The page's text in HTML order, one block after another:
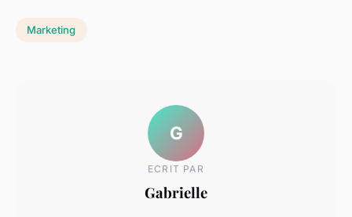
Marketing
G
ECRIT PAR
Gabrielle